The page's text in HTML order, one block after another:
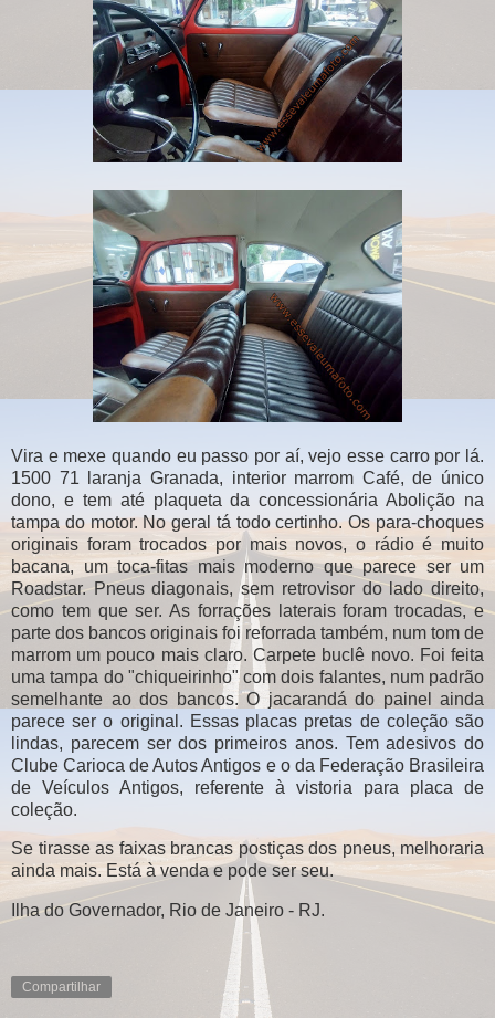
Vira e mexe quando eu passo por aí, vejo esse carro por lá.
1500 71 laranja Granada, interior marrom Café, de único
dono, e tem até plaqueta da concessionária Abolição na
tampa do motor. No geral tá todo certinho. Os para-choques
originais foram trocados por mais novos, o rádio é muito
bacana, um toca-fitas mais moderno que parece ser um
Roadstar. Pneus diagonais, sem retrovisor do lado direito,
como tem que ser. As forrações laterais foram trocadas, e
parte dos bancos originais foi reforrada também, num tom de
marrom um pouco mais claro. Carpete buclê novo. Foi feita
uma tampa do "chiqueirinho" com dois falantes, num padrão
semelhante ao dos bancos. O jacarandá do painel ainda
parece ser o original. Essas placas pretas de coleção são
lindas, parecem ser dos primeiros anos. Tem adesivos do
Clube Carioca de Autos Antigos e o da Federação Brasileira
de Veículos Antigos, referente à vistoria para placa de
coleção.
Se tirasse as faixas brancas postiças dos pneus, melhoraria
ainda mais. Está à venda e pode ser seu.
Ilha do Governador, Rio de Janeiro - RJ.
Compartilhar